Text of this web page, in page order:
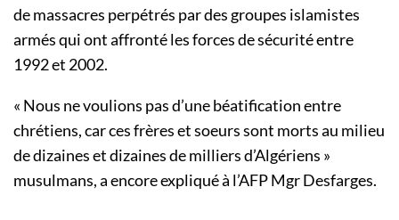
de massacres perpétrés par des groupes islamistes
armés qui ont affronté les forces de sécurité entre
1992 et 2002.
« Nous ne voulions pas d’une béatification entre
chrétiens, car ces frères et soeurs sont morts au milieu
de dizaines et dizaines de milliers d’Algériens »
musulmans, a encore expliqué à l’AFP Mgr Desfarges.